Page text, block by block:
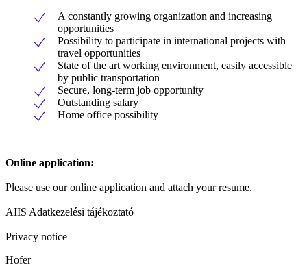
A constantly growing organization and increasing
opportunities
Possibility to participate in international projects with
travel opportunities
State of the art working environment, easily accessible
by public transportation
Secure, long-term job opportunity
Outstanding salary
Home office possibility
Online application:
Please use our online application and attach your resume.
AIIS Adatkezelési tájékoztató
Privacy notice
Hofer